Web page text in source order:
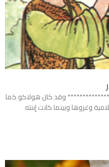
وقد كان هولاكو كما
وغزوها وبينما كانت إبنته